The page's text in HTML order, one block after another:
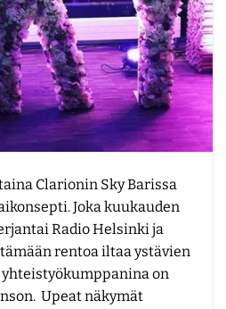
Clarionin Sky Barissa
Joka kuukauden
Radio Helsinki ja
rentoa iltaa ystävien
yhteistyökumppanina on
Upeat näkymät